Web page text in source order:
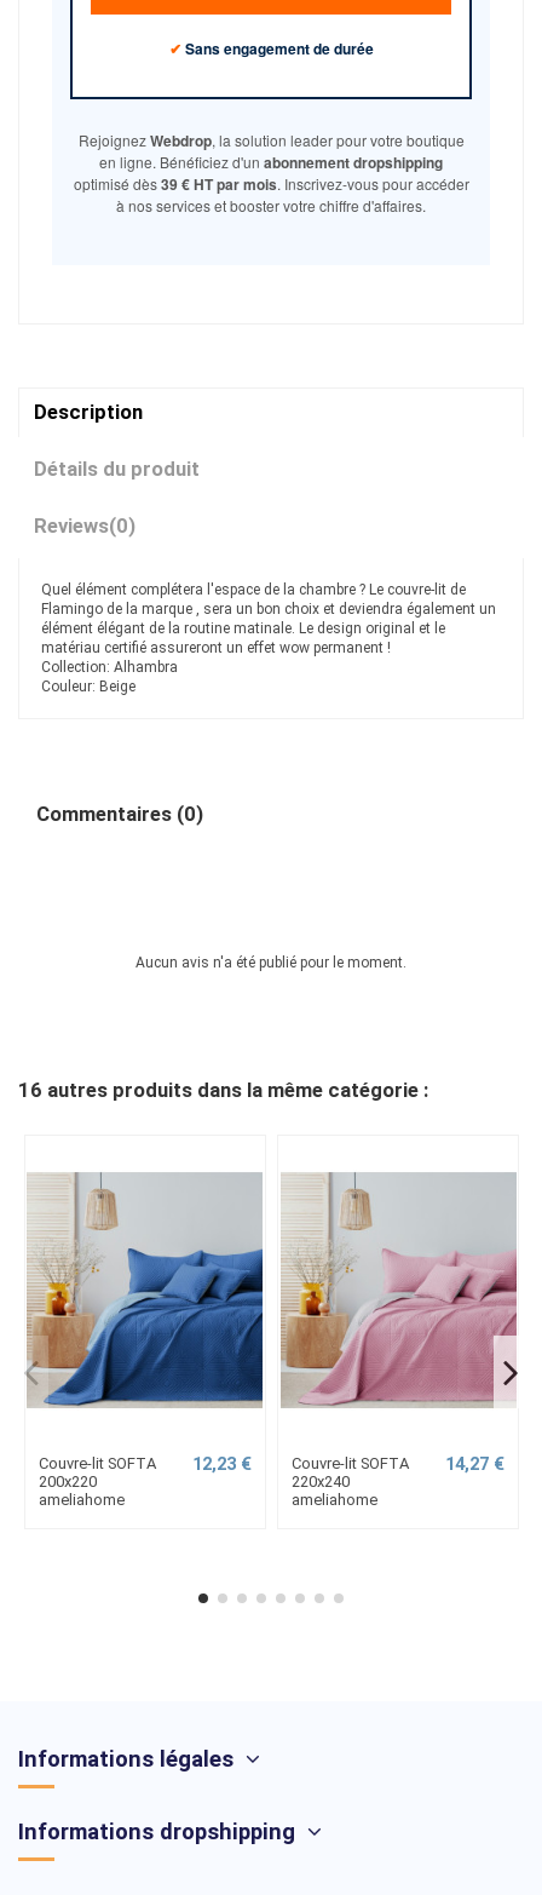
✔ Sans engagement de durée
RejoignezWebdrop, la solution leader pour votre boutique
en ligne. Bénéficiez d'un abonnement dropshipping
optimisé dès39 € HT par mois. Inscrivez-vous pour accéder
à nos services et booster votre chiffre d'affaires.
Description
Détails du produit
Reviews(0)
Quel élément complétera l'espace de la chambre ? Le couvre-lit de
Flamingo de la marque , sera un bon choix et deviendra également un
élément élégant de la routine matinale. Le design original et le
matériau certifié assureront un effet wow permanent !
Collection: Alhambra
Couleur: Beige
Commentaires (0)
Aucun avis n'a été publié pour le moment.
16 autres produits dans la même catégorie :
Couvre-lit SOFTA
200x220
ameliahome
12,23 €
Couvre-lit SOFTA
220x240
ameliahome
14,27 €
Informations légales
Informations dropshipping